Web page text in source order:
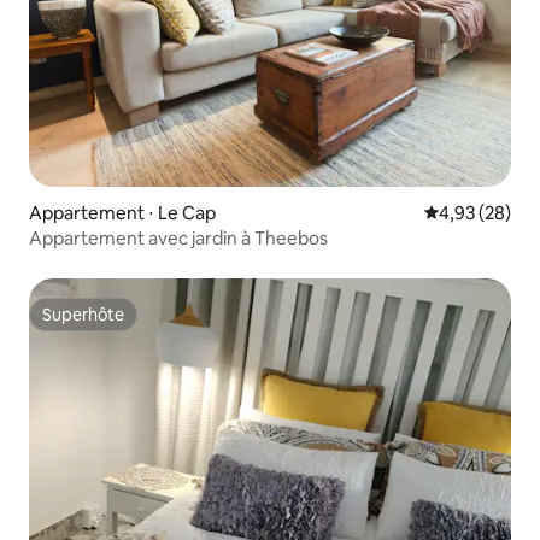
Appartement ⋅ Le Cap Évaluation
4,93 (28)
Appartement avec jardin à Theebos
Superhôte
Superhôte